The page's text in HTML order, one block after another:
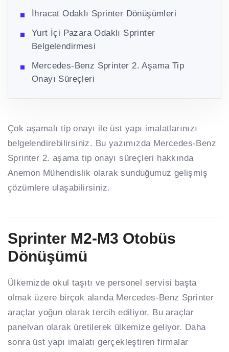
İhracat Odaklı Sprinter Dönüşümleri
Yurt İçi Pazara Odaklı Sprinter
Belgelendirmesi
Mercedes-Benz Sprinter 2. Aşama Tip
Onayı Süreçleri
Çok aşamalı tip onayı ile üst yapı imalatlarınızı
belgelendirebilirsiniz. Bu yazımızda Mercedes-Benz
Sprinter 2. aşama tip onayı süreçleri hakkında
Anemon Mühendislik olarak sunduğumuz gelişmiş
çözümlere ulaşabilirsiniz.
Sprinter M2-M3 Otobüs
Dönüşümü
Ülkemizde okul taşıtı ve personel servisi başta
olmak üzere birçok alanda Mercedes-Benz Sprinter
araçlar yoğun olarak tercih ediliyor. Bu araçlar
panelvan olarak üretilerek ülkemize geliyor. Daha
sonra üst yapı imalatı gerçekleştiren firmalar